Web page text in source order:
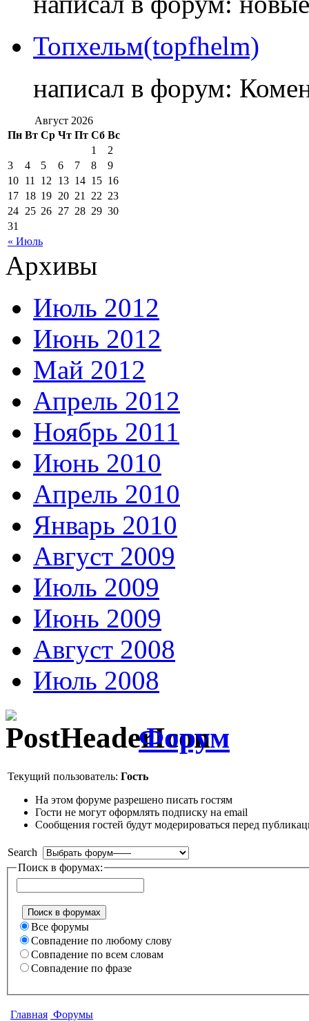
Топхельм(topfhelm)
написал в форум:
Август 2026
Пн Вт Ср Чт Пт Сб Вс
« Июль
1
2
3
4 5 6 7 8
9
10 11 12 13 14 15 16
17 18 19 20 21 22 23
24 25 26 27 28 29 30
31
Архивы
Июль 2012
Июнь 2012
Май 2012
Апрель 2012
Ноябрь 2011
Июнь 2010
Апрель 2010
Январь 2010
Август 2009
Июль 2009
Июнь 2009
Август 2008
Июль 2008
Форум
Текущий пользователь: Гость
На этом форуме разрешено писать гостям
Гости не могут оформлять подписку на email
Сообщения гостей будут модерироваться перед
Search
Поиск в форумах:
Все форумы
Совпадение по любому слову
Совпадение по всем словам
Совпадение по фразе
Главная Форумы